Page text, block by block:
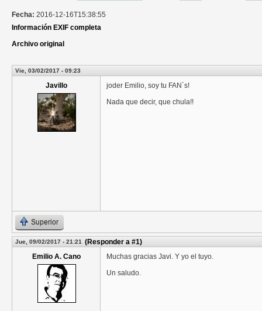
Fecha: 2016-12-16T15:38:55
Información EXIF completa
Archivo original
Vie, 03/02/2017 - 09:23
Javillo
joder Emilio, soy tu FAN´s!
Nada que decir, que chula!!
Superior
Jue, 09/02/2017 - 21:21 (Responder a #1)
Emilio A. Cano
Muchas gracias Javi. Y yo el tuyo.
Un saludo.